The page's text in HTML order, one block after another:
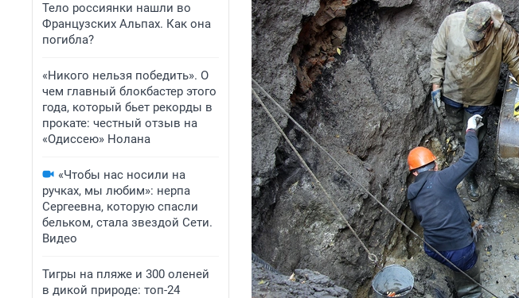
Тело россиянки нашли во
Французских Альпах. Как она
погибла?
«Никого нельзя победить». О
чем главный блокбастер этого
года, который бьет рекорды в
прокате: честный отзыв на
«Одиссею» Нолана
«Чтобы нас носили на
ручках, мы любим»: нерпа
Сергеевна, которую спасли
бельком, стала звездой Сети.
Видео
Тигры на пляже и 300 оленей
в дикой природе: топ-24